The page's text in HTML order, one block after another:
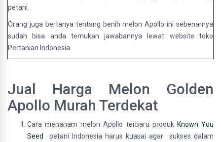
petani.
Orang juga bertanya tentang benih melon Apollo ini sebenarnya
sudah bisa anda temukan jawabannya lewat website toko
Pertanian Indonesia.
Jual Harga Melon Golden
Apollo Murah Terdekat
Cara menanam melon Apollo terbaru produk Known You
Seed
petani Indonesia harus kuasai agar sukses dalam